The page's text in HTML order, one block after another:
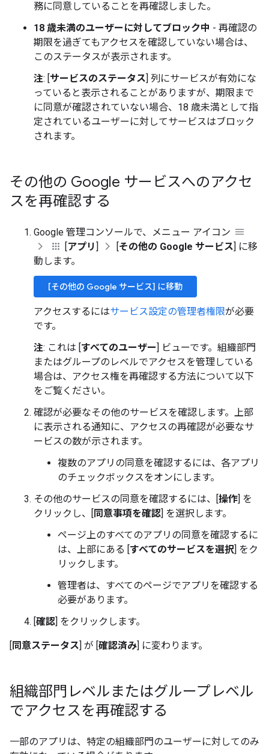
務に同意していることを再確認しました。
18 歳未満のユーザーに対してブロック中 - 再確認の
期限を過ぎてもアクセスを確認していない場合は、
このステータスが表示されます。
注: [サービスのステータス] 列にサービスが有効にな
っていると表示されることがありますが、期限まで
に同意が確認されていない場合、18 歳未満として指
定されているユーザーに対してサービスはブロック
されます。
その他の Google サービスへのアクセ
スを再確認する
Google 管理コンソールで、メニュー アイコン
[アプリ] [その他の Google サービス] に移
動します。
[その他の Google サービス] に移動
アクセスするにはサービス設定の管理者権限が必要
です。
注: これは [すべてのユーザー] ビューです。組織部門
またはグループのレベルでアクセスを管理している
場合は、アクセス権を再確認する方法について以下
をご覧ください。
確認が必要なその他のサービスを確認します。上部
に表示される通知に、アクセスの再確認が必要なサ
ービスの数が示されます。
複数のアプリの同意を確認するには、各アプリ
のチェックボックスをオンにします。
その他のサービスの同意を確認するには、[操作] を
クリックし、[同意事項を確認] を選択します。
ページ上のすべてのアプリの同意を確認するに
は、上部にある [すべてのサービスを選択] をク
リックします。
管理者は、すべてのページでアプリを確認する
必要があります。
[確認] をクリックします。
[同意ステータス] が [確認済み] に変わります。
組織部門レベルまたはグループレベル
でアクセスを再確認する
一部のアプリは、特定の組織部門のユーザーに対してのみ